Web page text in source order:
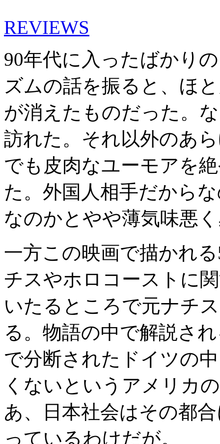
REVIEWS
90年代に入ったばかり
ズムの話を振ると、ほ
が消えたものだった。
訪れた。それ以外のあ
でも皮肉なユーモアを
た。外国人相手だから
なのかとやや薄気味悪
一方この映画で描かれ
チスやホロコーストに
いたるところで元ナチ
る。物語の中で解説さ
で分断されたドイツの
くないというアメリカ
あ、日本社会はその都
っているわけだが。